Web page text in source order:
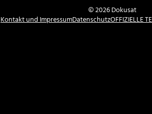
© 2026 Dokusat
Kontakt und ImpressumDatenschutzOFFIZIELLE